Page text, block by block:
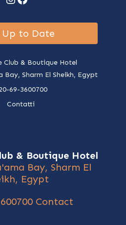
Up to Date
Club & Boutique Hotel
Bay, Sharm El Sheikh, Egypt
69-3600700
Contatti
& Boutique Hotel
Bay, Sharm El
Egypt
Contact